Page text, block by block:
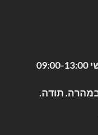
במהרה. תודה.